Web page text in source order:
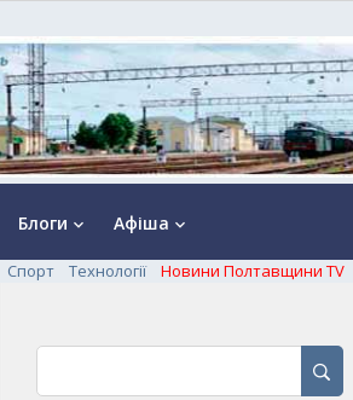
Блоги keyboard_arrow_down Афіша keyboard_arrow_down
Спорт Технології Новини Полтавщини TV